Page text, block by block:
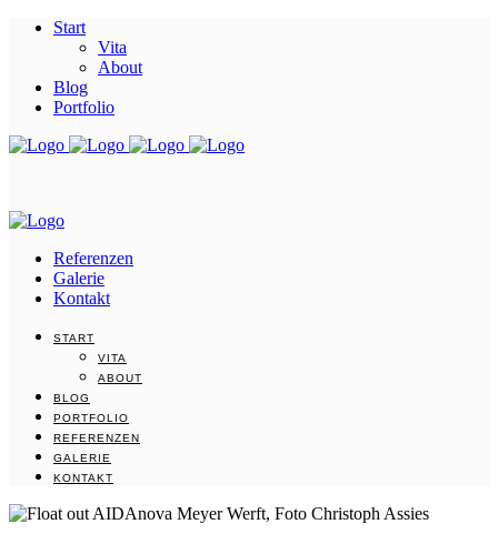
Start
Vita
About
Blog
Portfolio
Referenzen
Galerie
Kontakt
START
VITA
ABOUT
BLOG
PORTFOLIO
REFERENZEN
GALERIE
KONTAKT